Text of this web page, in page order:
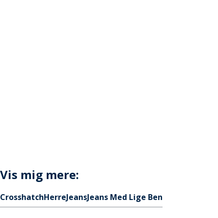
Vis mig mere:
CrosshatchHerreJeansJeans Med Lige Ben